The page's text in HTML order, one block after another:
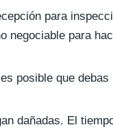
para
negociable para
posible que debas
dañadas. El